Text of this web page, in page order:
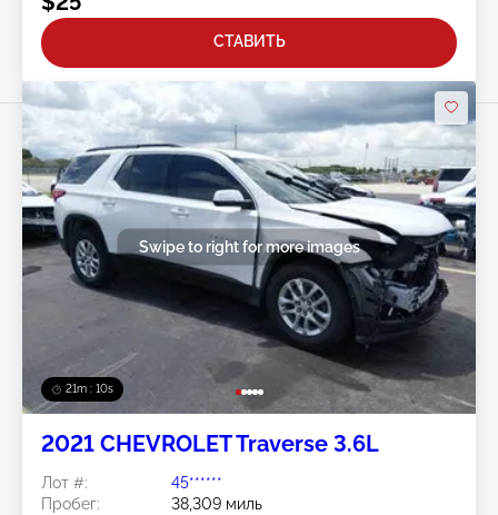
СТАВИТЬ
21m : 07s
Swipe to right for more images
2021 CHEVROLET Traverse 3.6L
Лот #:
45******
Пробег:
38,309 миль